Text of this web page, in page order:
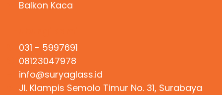
Balkon Kaca
031 - 5997691
08123047978
info@suryaglass.id
Jl. Klampis Semolo Timur No. 31, Surabaya